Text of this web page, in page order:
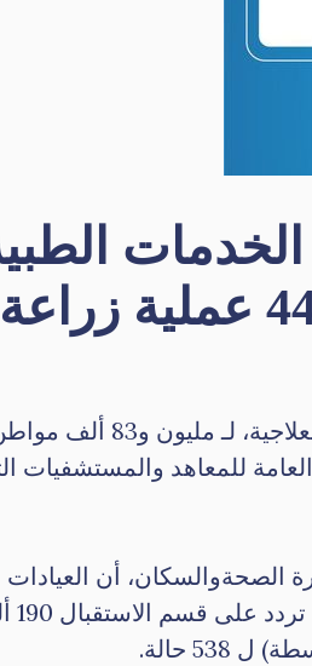
أعلنت وزارة الصحة والسكان، تقديم
للمعاهد والمستشفيات
الصحةوالسكان، أن العيادات
حالة.